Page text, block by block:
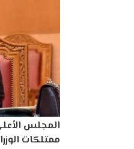
المجلس
ممتلكات